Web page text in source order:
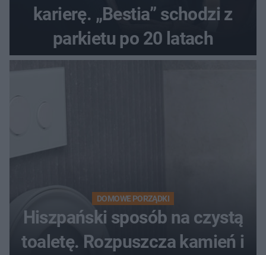
karierę. „Bestia” schodzi z
parkietu po 20 latach
DOMOWE PORZĄDKI
Hiszpański sposób na czystą
toaletę. Rozpuszcza kamień i